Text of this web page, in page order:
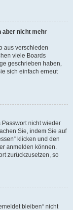
aber nicht mehr
aus verschieden
viele Boards
geschrieben haben,
sich einfach erneut
Passwort nicht wieder
Sie, indem Sie auf
klicken und den
anmelden können.
zurückzusetzen, so
bleiben“ nicht